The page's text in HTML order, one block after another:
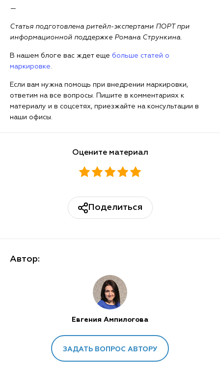
—
Статья подготовлена ритейл-экспертами ПОРТ при
информационной поддержке Романа Стрункина.
В нашем блоге вас ждет еще больше статей о
маркировке.
Если вам нужна помощь при внедрении маркировки,
ответим на все вопросы. Пишите в комментариях к
материалу и в соцсетях, приезжайте на консультации в
наши офисы.
Оцените материал
Поделиться
Автор:
Евгения Ампилогова
ЗАДАТЬ ВОПРОС АВТОРУ